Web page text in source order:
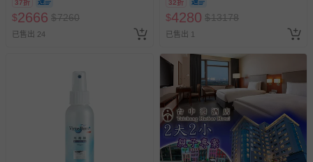
經消費者拆封之影音商品或電腦軟體（例如 DVD、CD
等）。
非以有形媒介提供之數位內容或一經提供即為完成之線
上服務，經消費者事先同意始提供（例如線上課程、遊
已拆封之以下類型商品：
-個人衛生用品（例如尿布、貼身衣物、泳裝、襪子、地
墊、寢具類等）。
-新生兒親膚衣物（嬰幼兒包巾與背巾、包屁衣、學習
褲、紗布衣等）。
37折
$2666 $7260
已售出 24
32折
$4280 $13178
已售出 1